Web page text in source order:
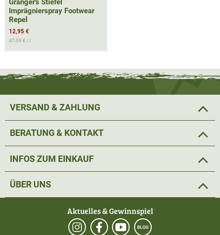
Granger's Stiefel
Imprägnierspray Footwear
Repel
12,95 €
47,09 € / l
VERSAND & ZAHLUNG
BERATUNG & KONTAKT
INFOS ZUM EINKAUF
ÜBER UNS
Aktuelles & Gewinnspiel